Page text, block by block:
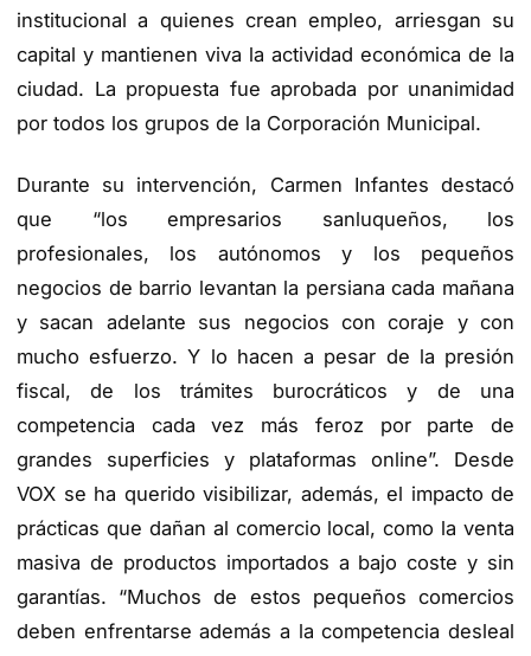
institucional a quienes crean empleo, arriesgan su
capital y mantienen viva la actividad económica de la
ciudad. La propuesta fue aprobada por unanimidad
por todos los grupos de la Corporación Municipal.
Durante su intervención, Carmen Infantes destacó
que “los empresarios sanluqueños, los
profesionales, los autónomos y los pequeños
negocios de barrio levantan la persiana cada mañana
y sacan adelante sus negocios con coraje y con
mucho esfuerzo. Y lo hacen a pesar de la presión
fiscal, de los trámites burocráticos y de una
competencia cada vez más feroz por parte de
grandes superficies y plataformas online”. Desde
VOX se ha querido visibilizar, además, el impacto de
prácticas que dañan al comercio local, como la venta
masiva de productos importados a bajo coste y sin
garantías. “Muchos de estos pequeños comercios
deben enfrentarse además a la competencia desleal